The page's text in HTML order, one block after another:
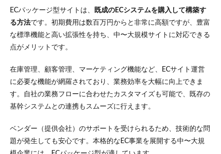
ECパッケージ型サイトは、
既成のECシステムを購入して構築す
る方法です。初期費用は数百万円からと非常に高額ですが、豊富
な標準機能と高い拡張性を持ち、中〜大規模サイトに対応できる
点がメリットです。
在庫管理、顧客管理、マーケティング機能など、ECサイト運営
に必要な機能が網羅されており、業務効率を大幅に向上できま
す。自社の業務フローに合わせたカスタマイズも可能で、既存の
基幹システムとの連携もスムーズに行えます。
ベンダー（提供会社）のサポートを受けられるため、技術的な問
題が発生しても安心です。本格的なEC事業を展開する中〜大規